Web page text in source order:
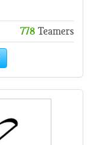
778 Teamers